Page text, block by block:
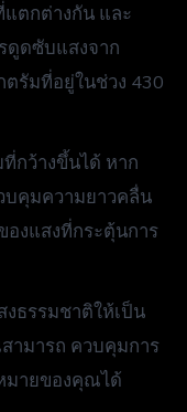
ตกต่างกัน และ
ดูดซับแสงจาก
ตรัมที่อยู่ในช่วง 430
กว้างขึ้นได้ หาก
บคุมความยาวคลื่น
องแสงที่กระตุ้นการ
ธรรมชาติให้เป็น
มารถ ควบคุมการ
มายของคุณได้